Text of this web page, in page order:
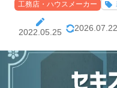
工務店・ハウスメーカー
2022.05.25 2026.07.22